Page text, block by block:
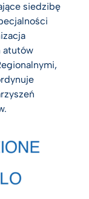
siedzibę
atutów